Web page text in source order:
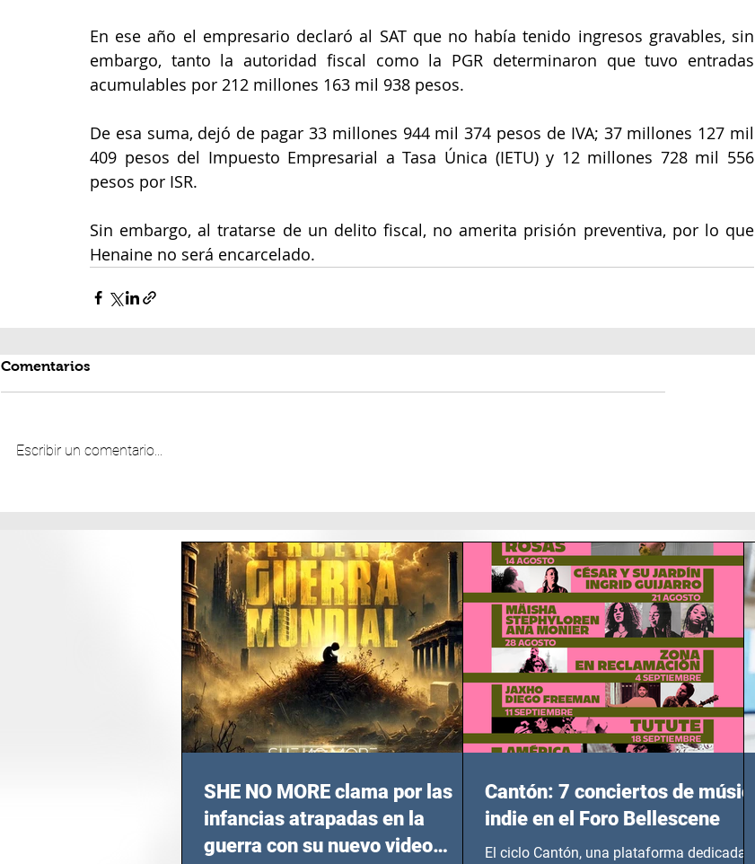
En ese año el empresario declaró al SAT que no había tenido ingresos gravables, sin
embargo, tanto la autoridad fiscal como la PGR determinaron que tuvo entradas
acumulables por 212 millones 163 mil 938 pesos.
De esa suma, dejó de pagar 33 millones 944 mil 374 pesos de IVA; 37 millones 127 mil
409 pesos del Impuesto Empresarial a Tasa Única (IETU) y 12 millones 728 mil 556
pesos por ISR.
Sin embargo, al tratarse de un delito fiscal, no amerita prisión preventiva, por lo que
Henaine no será encarcelado.
Comentarios
Escribir un comentario...
SHE NO MORE clama por las
infancias atrapadas en la
guerra con su nuevo video
Cantón: 7 conciertos de música
indie en el Foro Bellescene
El ciclo Cantón, una plataforma dedicada a